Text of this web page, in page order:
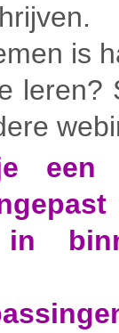
is
leren?
een
in